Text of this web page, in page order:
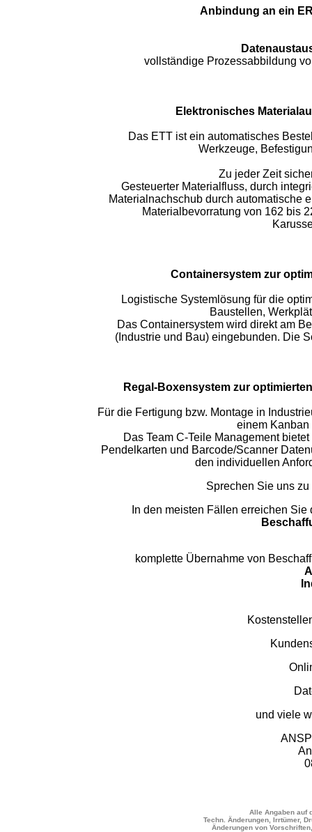
Anbindung an ein
vollständige Prozessabbildung
Elektronisches
Das ETT ist ein automatisches
Werkzeuge,
Zu jeder Zeit
Gesteuerter Materialfluss, durch
Materialnachschub durch automatische
Materialbevorratung von 162 bis
Containersystem zur
Logistische Systemlösung für die
Baustellen,
Das Containersystem wird direkt am
(Industrie und Bau) eingebunden. Die
Regal-Boxensystem zur
Für die Fertigung bzw. Montage in
einem Kanban
Das Team C-Teile Management
Pendelkarten und Barcode/Scanner
den individuellen
Sprechen Sie uns
In den meisten Fällen erreichen
komplette Übernahme von
und viele
Alle Angaben auf
Techn. Änderungen, Irrtümer,
Änderungen von